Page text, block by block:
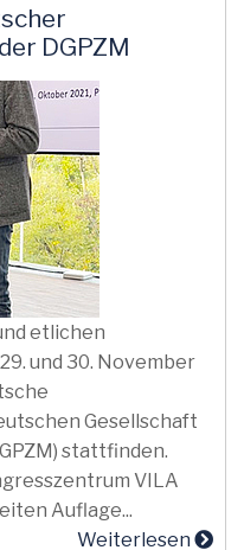
DGPZM
etlichen
und 30. November
Gesellschaft
stattfinden.
VILA
Auflage...
Weiterlesen